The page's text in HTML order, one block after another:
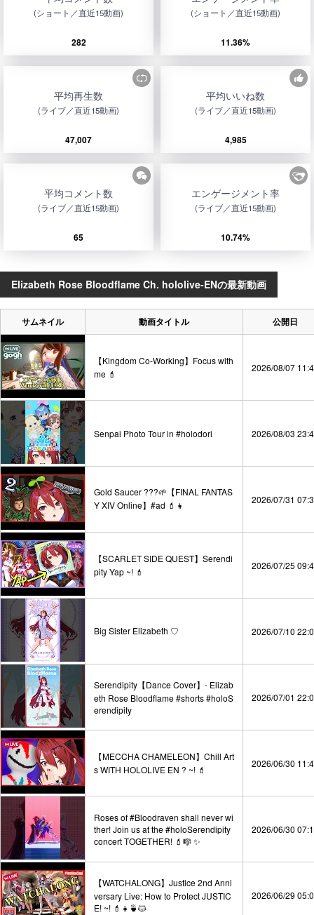
(ショート／直近15動画)
282
(ショート／直近15動画)
11.36%
平均再生数
(ライブ／直近15動画)
47,007
平均いいね数
(ライブ／直近15動画)
4,985
平均コメント数
(ライブ／直近15動画)
65
エンゲージメント率
(ライブ／直近15動画)
10.74%
Elizabeth Rose Bloodflame Ch. hololive-ENの最新動画
サムネイル 動画タイトル 公開日
【Kingdom Co-Working】Focus with
me 💄
2026/08/07
Senpai Photo Tour in #holodori 2026/08/03
Gold Saucer ???🌱【FINAL FANTAS
Y XIV Online】#ad 💄👧
2026/07/31
【SCARLET SIDE QUEST】Serendi
pity Yap ~! 💄
2026/07/25
Big Sister Elizabeth ♡ 2026/07/10
Serendipity【Dance Cover】- Elizab
eth Rose Bloodflame #shorts #holoS
erendipity
2026/07/01
【MECCHA CHAMELEON】Chill Art
s WITH HOLOLIVE EN ? ~! 💄
2026/06/30
Roses of #Bloodraven shall never wi
ther! Join us at the #holoSerendipity
concert TOGETHER! 💄🎼 ✨
2026/06/30
【WATCHALONG】Justice 2nd Anni
versary Live: How to Protect JUSTIC
E! ~! 💄👧🍵🐱
2026/06/29